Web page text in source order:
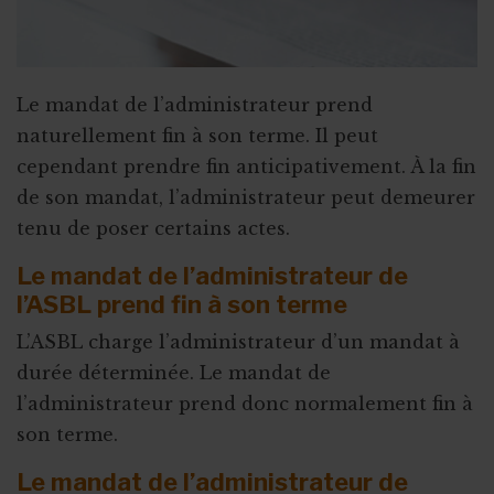
Le mandat de l’administrateur prend
naturellement fin à son terme. Il peut
cependant prendre fin anticipativement. À la fin
de son mandat, l’administrateur peut demeurer
tenu de poser certains actes.
Le mandat de l’administrateur de
l’ASBL prend fin à son terme
L’ASBL charge l’administrateur d’un mandat à
durée déterminée. Le mandat de
l’administrateur prend donc normalement fin à
son terme.
Le mandat de l’administrateur de